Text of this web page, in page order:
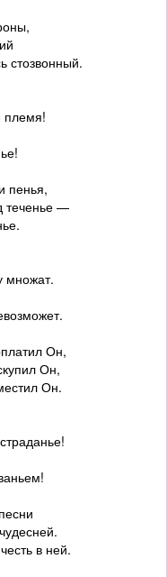
стозвонный.
племя!
пенья,
теченье —
множат.
Он,
Он,
Он.
в ней.